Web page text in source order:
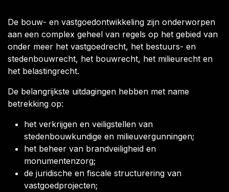
De bouw- en vastgoedontwikkeling zijn onderworpen
aan een complex geheel van regels op het gebied van
onder meer het vastgoedrecht, het bestuurs- en
stedenbouwrecht, het bouwrecht, het milieurecht en
het belastingrecht.
De belangrijkste uitdagingen hebben met name
betrekking op:
het verkrijgen en veiligstellen van
stedenbouwkundige en milieuvergunningen;
het beheer van brandveiligheid en
monumentenzorg;
de juridische en fiscale structurering van
vastgoedprojecten;